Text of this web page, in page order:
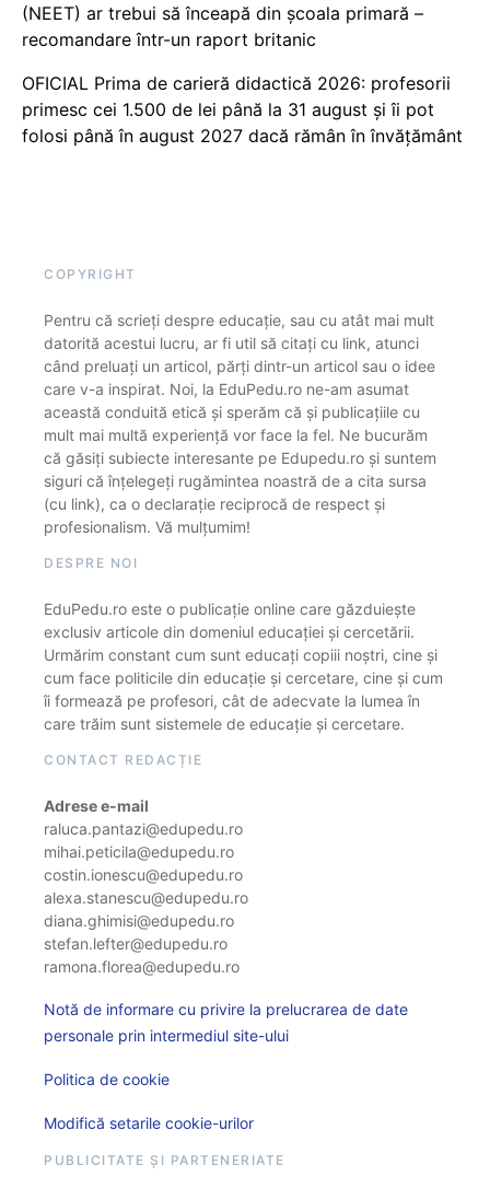
(NEET) ar trebui să înceapă din școala primară –
recomandare într-un raport britanic
OFICIAL Prima de carieră didactică 2026: profesorii
primesc cei 1.500 de lei până la 31 august și îi pot
folosi până în august 2027 dacă rămân în învățământ
COPYRIGHT
Pentru că scrieți despre educație, sau cu atât mai mult
datorită acestui lucru, ar fi util să citați cu link, atunci
când preluați un articol, părți dintr-un articol sau o idee
care v-a inspirat. Noi, la EduPedu.ro ne-am asumat
această conduită etică și sperăm că și publicațiile cu
mult mai multă experiență vor face la fel. Ne bucurăm
că găsiți subiecte interesante pe Edupedu.ro și suntem
siguri că înțelegeți rugămintea noastră de a cita sursa
(cu link), ca o declarație reciprocă de respect și
profesionalism. Vă mulțumim!
DESPRE NOI
EduPedu.ro este o publicație online care găzduiește
exclusiv articole din domeniul educației și cercetării.
Urmărim constant cum sunt educați copiii noștri, cine și
cum face politicile din educație și cercetare, cine și cum
îi formează pe profesori, cât de adecvate la lumea în
care trăim sunt sistemele de educație și cercetare.
CONTACT REDACȚIE
Adrese e-mail
raluca.pantazi@edupedu.ro
mihai.peticila@edupedu.ro
costin.ionescu@edupedu.ro
alexa.stanescu@edupedu.ro
diana.ghimisi@edupedu.ro
stefan.lefter@edupedu.ro
ramona.florea@edupedu.ro
Notă de informare cu privire la prelucrarea de date
personale prin intermediul site-ului
Politica de cookie
Modifică setarile cookie-urilor
PUBLICITATE ȘI PARTENERIATE